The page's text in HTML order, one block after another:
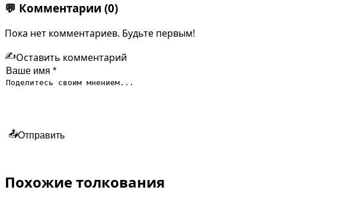
💬 Комментарии (0)
Пока нет комментариев. Будьте первым!
✍️Оставить комментарий
📤Отправить
Похожие толкования